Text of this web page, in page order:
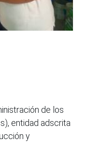
de los
entidad adscrita
y